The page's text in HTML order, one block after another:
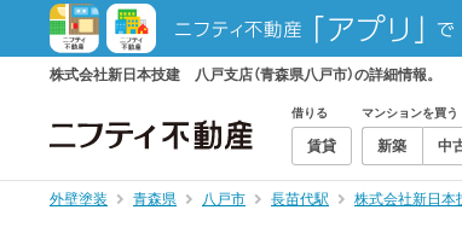
株式会社新日本技建 八戸支店（青森県八戸市）の詳細情報。
借りる
賃貸
マンションを買う
新築 中
外壁塗装 青森県 八戸市 長苗代駅 株式会社新日本